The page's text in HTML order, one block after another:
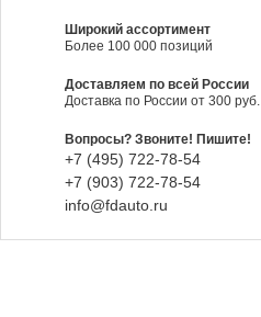
Широкий ассортимент
Более 100 000 позиций
Доставляем по всей России
Доставка по России от 300 руб.
Вопросы? Звоните! Пишите!
+7 (495) 722-78-54
+7 (903) 722-78-54
info@fdauto.ru